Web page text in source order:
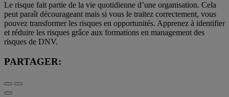
Le risque fait partie de la vie quotidienne d’une organisation. Cela
peut paraît décourageant mais si vous le traitez correctement, vous
pouvez transformer les risques en opportunités. Apprenez à identifier
et réduire les risques grâce aux formations en management des
risques de DNV.
PARTAGER: